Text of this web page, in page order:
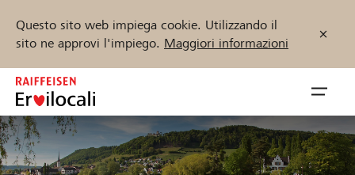
Questo sito web impiega cookie. Utilizzando il
sito ne approvi l'impiego. Maggiori informazioni
Zum
Inhalt
springen
öffnen
Inizia ora